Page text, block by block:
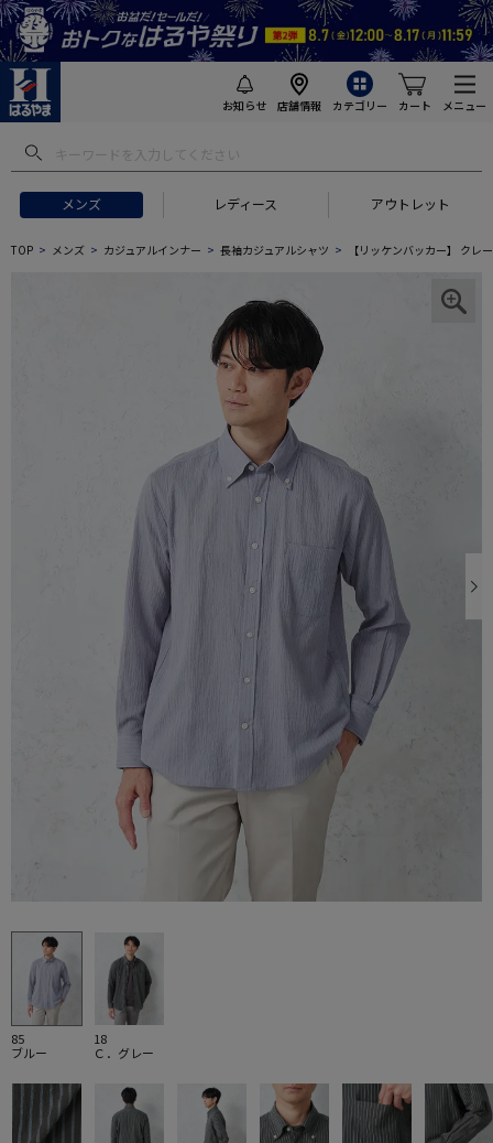
お知らせ 店舗情報 カテゴリー カート メニュー
メンズ レディース アウトレット
TOP メンズ カジュアルインナー 長袖カジュアルシャツ 【リッケンバッカー】 クレ
85
ブルー
18
Ｃ．グレー